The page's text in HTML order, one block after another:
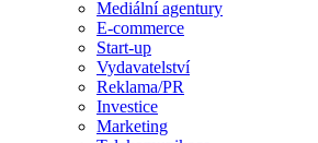
Mediální agentury
E-commerce
Start-up
Vydavatelství
Reklama/PR
Investice
Marketing